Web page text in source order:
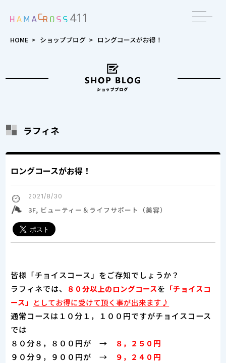
HOME > ショップブログ > ロングコースがお得！
ラフィネ
ロングコースがお得！
2021/8/30
3F, ビューティー＆ライフサポート（美容）
皆様「チョイスコース」をご存知でしょうか？
ラフィネでは、
８０分以上のロングコースを 「チョイスコ
ース」
としてお得に受けて頂く事が出来ます♪
通常コースは１０分１，１００円ですがチョイスコース
では
８０分８，８００円が →
８，２５０円
９０分９，９００円が → ９，２４０円